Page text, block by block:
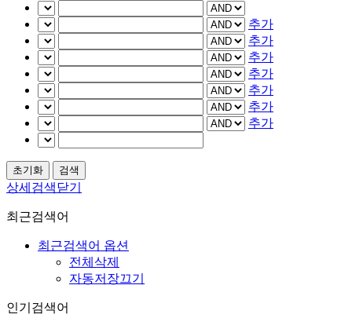
추가
추가
추가
추가
추가
추가
추가
상세검색닫기
최근검색어
최근검색어 옵션
전체삭제
자동저장끄기
인기검색어